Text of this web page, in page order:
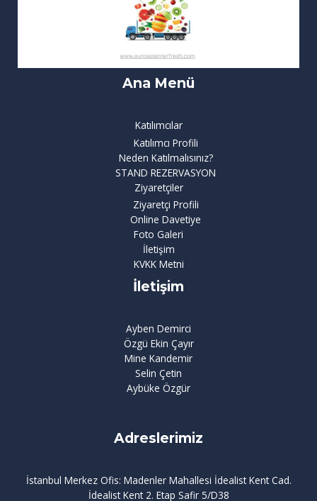
Ana Menü
Katılımcılar
Katılımcı Profili
Neden Katılmalısınız?
STAND REZERVASYON
Ziyaretçiler
Ziyaretçi Profili
Online Davetiye
Foto Galeri
İletişim
KVKK Metni
İletişim
Ayben Demirci
Özgü Ekin Çayır
Mine Kandemir
Selin Çetin
Aybüke Özgür
Adreslerimiz
İstanbul Merkez Ofis: Madenler Mahallesi İdealist Kent Cad.
İdealist Kent 2. Etap Safir 5/D38